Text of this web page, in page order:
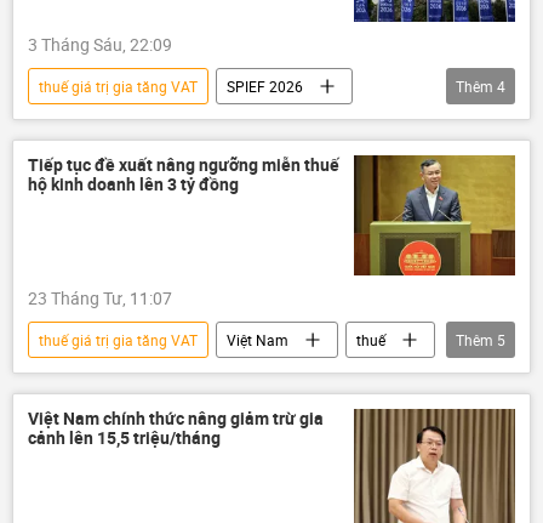
3 Tháng Sáu, 22:09
thuế giá trị gia tăng VAT
SPIEF 2026
St. Petersburg
Nga
Bộ phát triển kinh tế
Thế giới
Thêm 4
Tiếp tục đề xuất nâng ngưỡng miễn thuế
hộ kinh doanh lên 3 tỷ đồng
23 Tháng Tư, 11:07
thuế giá trị gia tăng VAT Việt Nam
thuế
nộp thuế
truy thu thuế
Tổng cục Thuế
Kinh doanh
doanh nghiệp
Thêm 5
Việt Nam chính thức nâng giảm trừ gia
cảnh lên 15,5 triệu/tháng